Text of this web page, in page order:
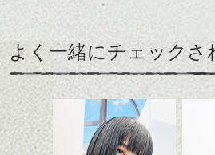
クトな
トが
そこ
ム感
りフ
に向
いま
すすめです。
と、抜け感のあるこなれ
た印象になって良いで
す。
カラーは薄いパープル系
に明るめグレージュのハ
イライトをプラスしてツ
ヤと軽さを。
緩いパ
雰囲
トと
トパ
パー
が似
ふわ
よく一緒にチェックさ